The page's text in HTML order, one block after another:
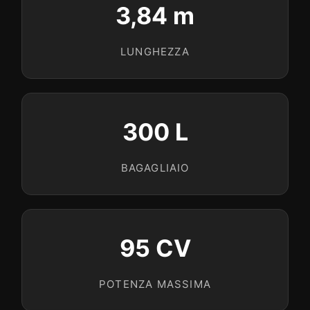
3,84 m
LUNGHEZZA
300 L
BAGAGLIAIO
95 CV
POTENZA MASSIMA